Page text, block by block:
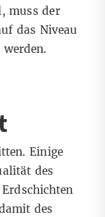
muss der
das Niveau
Einige
des
des